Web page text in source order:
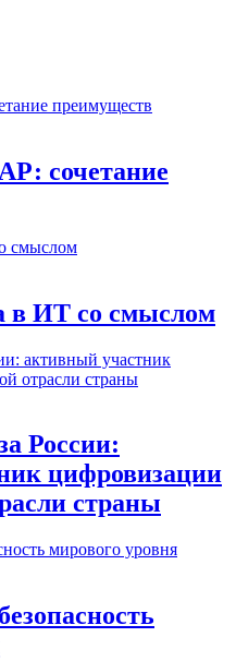
сочетание
ИТ со смыслом
России:
цифровизации
страны